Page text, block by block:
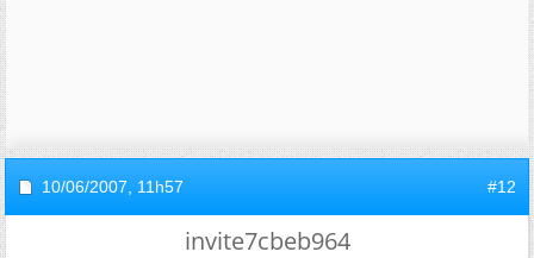
10/06/2007, 11h57 #12
invite7cbeb964